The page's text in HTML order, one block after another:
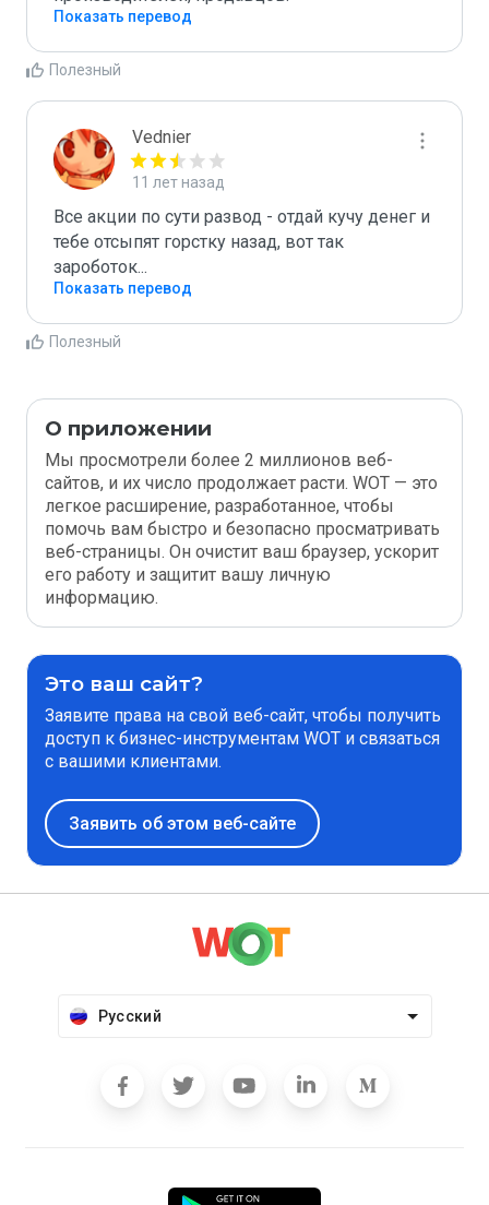
Показать перевод
Полезный
Vednier
11 лет назад
Все акции по сути развод - отдай кучу денег и
тебе отсыпят горстку назад, вот так
зароботок...
Показать перевод
Полезный
О приложении
Мы просмотрели более 2 миллионов веб-
сайтов, и их число продолжает расти. WOT — это
легкое расширение, разработанное, чтобы
помочь вам быстро и безопасно просматривать
веб-страницы. Он очистит ваш браузер, ускорит
его работу и защитит вашу личную
информацию.
Это ваш сайт?
Заявите права на свой веб-сайт, чтобы получить
доступ к бизнес-инструментам WOT и связаться
с вашими клиентами.
Заявить об этом веб-сайте
Русский